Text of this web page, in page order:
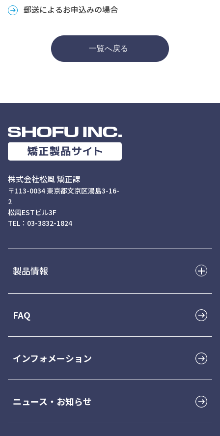
郵送によるお申込みの場合
一覧へ戻る
株式会社松風 矯正課
〒113-0034 東京都文京区湯島3-16-
2
松風ESTビル3F
TEL：03-3832-1824
製品情報
ブラケット
消耗品
FAQ
インフォメーション
ニュース・お知らせ